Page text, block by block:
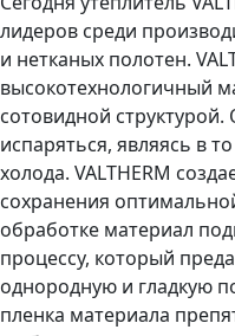
лидеров среди
и нетканых полотен.
высокотехнологичный
сотовидной
испаряться, являясь в
холода. VALTHERM
сохранения
обработке материал
процессу, который
однородную и гладкую
пленка материала